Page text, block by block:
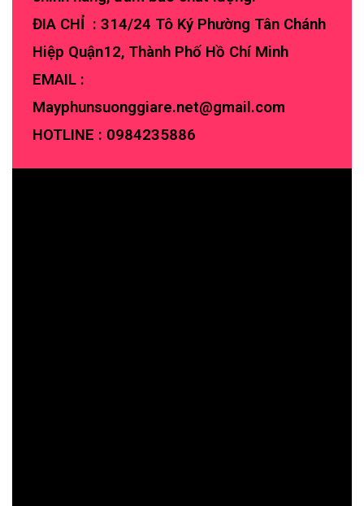
ĐIA CHỈ : 314/24 Tô Ký Phường Tân Chánh
Hiệp Quận12, Thành Phố Hồ Chí Minh
EMAIL :
Mayphunsuonggiare.net@gmail.com
HOTLINE : 0984235886